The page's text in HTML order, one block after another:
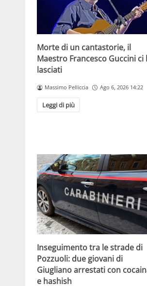
Morte di un cantastorie, il
Maestro Francesco Guccini ci
lasciati
Massimo Pelliccia Ago 6, 2026 14:22
Leggi di più
Inseguimento tra le strade di
Pozzuoli: due giovani di
Giugliano arrestati con
e hashish